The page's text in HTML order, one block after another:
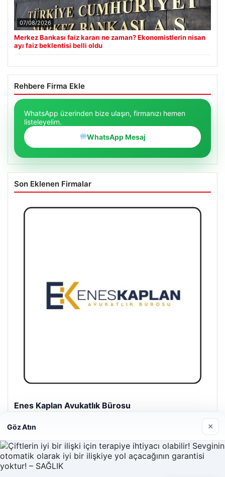
07/08/2026
Merkez Bankası faiz kararı ne zaman? Ekonomistlerin nisan
ayı faiz beklentisi belli oldu
Rehbere Firma Ekle
WhatsApp üzerinden bize ulaşın, firmanızı hemen
listeleyelim.
WhatsApp Mesaj
Son Eklenen Firmalar
Enes Kaplan Avukatlık Bürosu
Göz Atın ×